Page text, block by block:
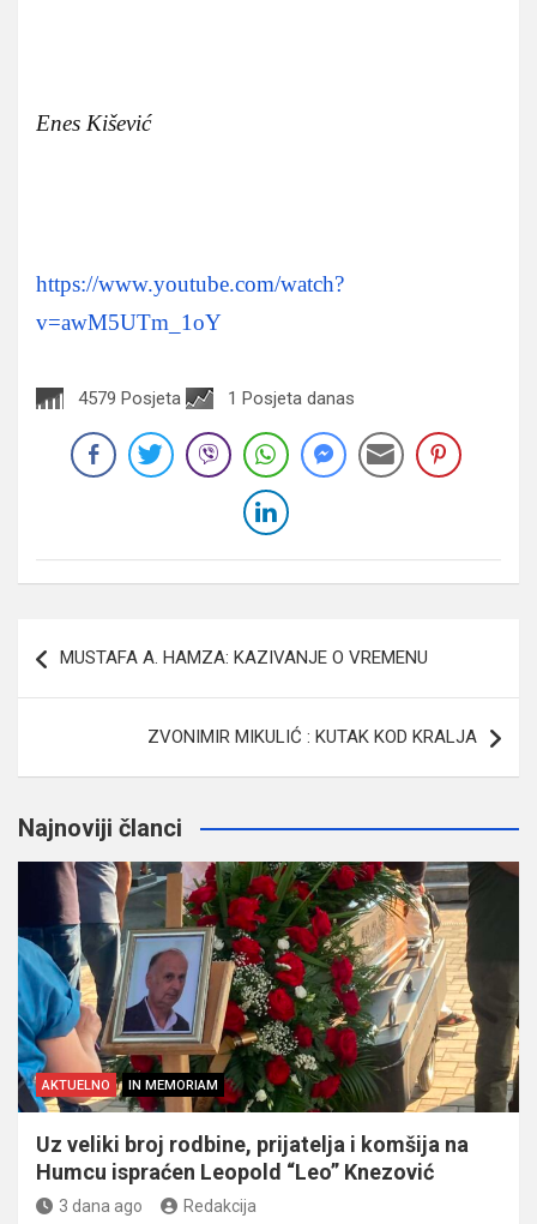
Enes Kišević
https://www.youtube.com/watch?
v=awM5UTm_1oY
4579 Posjeta 1 Posjeta danas
članaka
MUSTAFA A. HAMZA: KAZIVANJE O VREMENU
ZVONIMIR MIKULIĆ : KUTAK KOD KRALJA
Najnoviji članci
AKTUELNO IN MEMORIAM
Uz veliki broj rodbine, prijatelja i komšija na
Humcu ispraćen Leopold “Leo” Knezović
3 dana ago Redakcija